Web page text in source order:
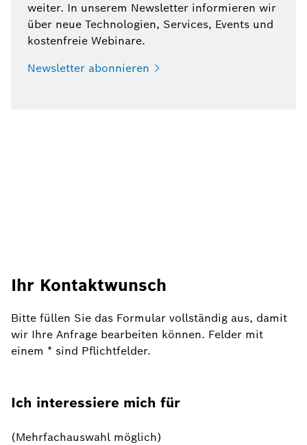
weiter. In unserem Newsletter informieren wir
über neue Technologien, Services, Events und
kostenfreie Webinare.
Newsletter abonnieren
Ihr Kontaktwunsch
Bitte füllen Sie das Formular vollständig aus, damit
wir Ihre Anfrage bearbeiten können. Felder mit
einem * sind Pflichtfelder.
Ich interessiere mich für
(Mehrfachauswahl möglich)